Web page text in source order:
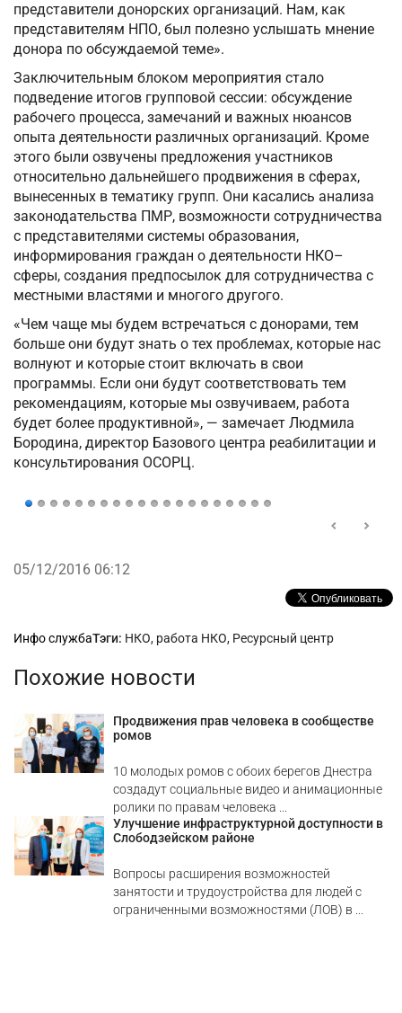
представители донорских организаций. Нам, как
представителям НПО, был полезно услышать мнение
донора по обсуждаемой теме».
Заключительным блоком мероприятия стало
подведение итогов групповой сессии: обсуждение
рабочего процесса, замечаний и важных нюансов
опыта деятельности различных организаций. Кроме
этого были озвучены предложения участников
относительно дальнейшего продвижения в сферах,
вынесенных в тематику групп. Они касались анализа
законодательства ПМР, возможности сотрудничества
с представителями системы образования,
информирования граждан о деятельности НКО–
сферы, создания предпосылок для сотрудничества с
местными властями и многого другого.
«Чем чаще мы будем встречаться с донорами, тем
больше они будут знать о тех проблемах, которые нас
волнуют и которые стоит включать в свои
программы. Если они будут соответствовать тем
рекомендациям, которые мы озвучиваем, работа
будет более продуктивной», — замечает Людмила
Бородина, директор Базового центра реабилитации и
консультирования ОСОРЦ.
05/12/2016 06:12
Рубрики
Инфо службаТэги: НКО, работа НКО, Ресурсный центр
Похожие новости
Продвижения прав человека в сообществе
ромов
10 молодых ромов с обоих берегов Днестра
создадут социальные видео и анимационные
ролики по правам человека ...
Улучшение инфраструктурной доступности в
Слободзейском районе
Вопросы расширения возможностей
занятости и трудоустройства для людей с
ограниченными возможностями (ЛОВ) в ...